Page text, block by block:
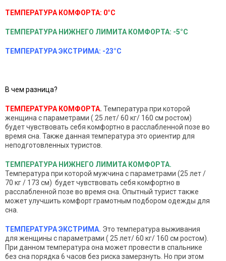
ТЕМПЕРАТУРА КОМФОРТА: 0°C
ТЕМПЕРАТУРА НИЖНЕГО ЛИМИТА КОМФОРТА: -5°C
ТЕМПЕРАТУРА ЭКСТРИМА: -23°C
В чем разница?
ТЕМПЕРАТУРА КОМФОРТА. Температура при которой
женщина с параметрами ( 25 лет/ 60 кг/ 160 см ростом)
будет чувствовать себя комфортно в расслабленной позе во
время сна. Также данная температура это ориентир для
неподготовленных туристов.
ТЕМПЕРАТУРА НИЖНЕГО ЛИМИТА КОМФОРТА.
Температура при которой мужчина с параметрами (25 лет /
70 кг / 173 см) будет чувствовать себя комфортно в
расслабленной позе во время сна. Опытный турист также
может улучшить комфорт грамотным подбором одежды для
сна.
ТЕМПЕРАТУРА ЭКСТРИМА. Это температура выживания
для женщины с параметрами ( 25 лет/ 60 кг/ 160 см ростом).
При данном температура она может провести в спальнике
без сна порядка 6 часов без риска замерзнуть. Но при этом